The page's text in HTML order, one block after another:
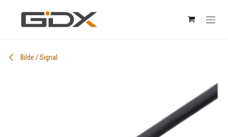
Bilde / Signal